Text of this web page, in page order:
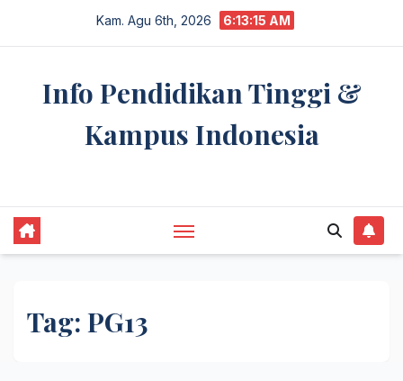
Kam. Agu 6th, 2026 6:13:15 AM
Info Pendidikan Tinggi &
Kampus Indonesia
Tag: PG13